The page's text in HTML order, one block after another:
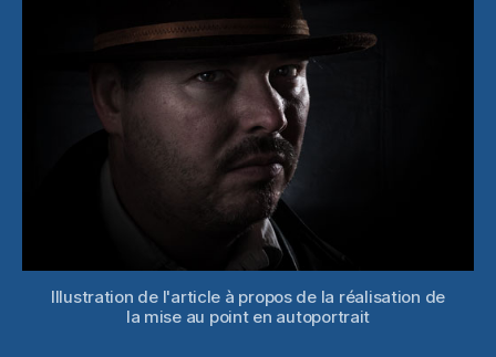
Illustration de l'article à propos de la réalisation de
la mise au point en autoportrait